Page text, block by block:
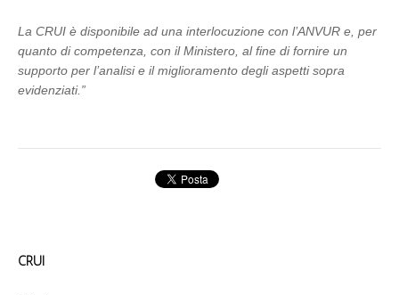
La CRUI è disponibile ad una interlocuzione con l’ANVUR e, per
quanto di competenza, con il Ministero, al fine di fornire un
supporto per l’analisi e il miglioramento degli aspetti sopra
evidenziati.”
CRUI